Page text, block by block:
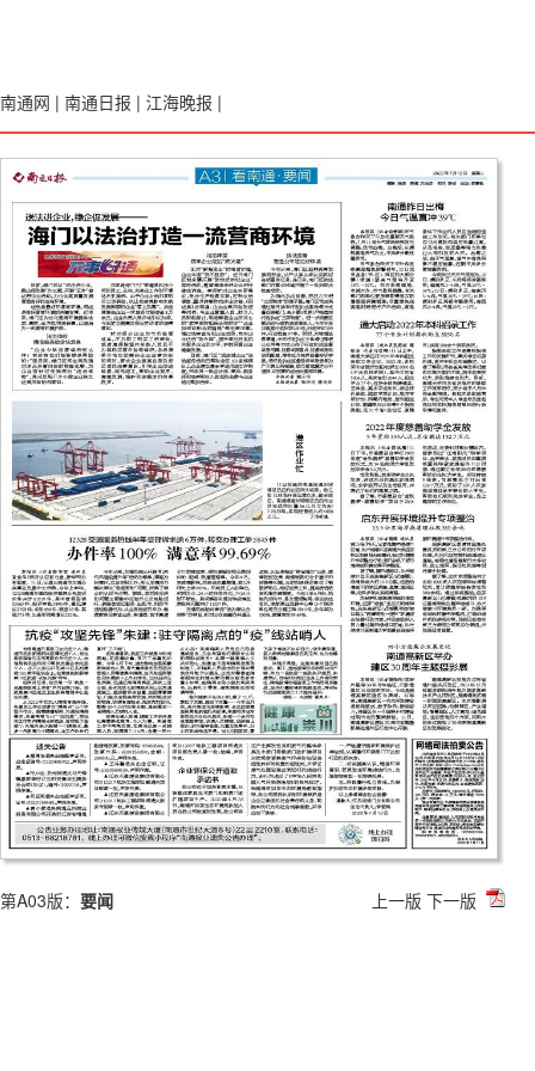
南通网 | 南通日报 | 江海晚报 |
第A03版： 要闻 上一版 下一版